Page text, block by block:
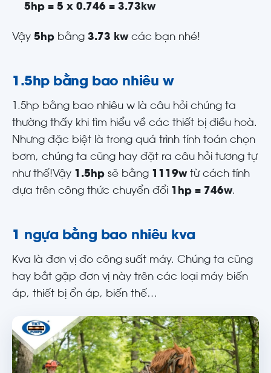
5hp = 5 x 0.746 = 3.73kw
Vậy 5hp bằng 3.73 kwcác bạn nhé!
1.5hp bằng bao nhiêu w
1.5hp bằng bao nhiêu w là câu hỏi chúng ta
thường thấy khi tìm hiểu về các thiết bị điều hoà.
Nhưng đặc biệt là trong quá trình tính toán chọn
bơm, chúng ta cũng hay đặt ra câu hỏi tương tự
như thế!Vậy
1.5hp sẽ bằng 1119wtừ cách tính
dựa trên công thức chuyển đổi
1hp = 746w.
1 ngựa bằng bao nhiêu kva
Kva là đơn vị đo công suất máy. Chúng ta cũng
hay bắt gặp đơn vị này trên các loại máy biến
áp, thiết bị ổn áp, biến thế…